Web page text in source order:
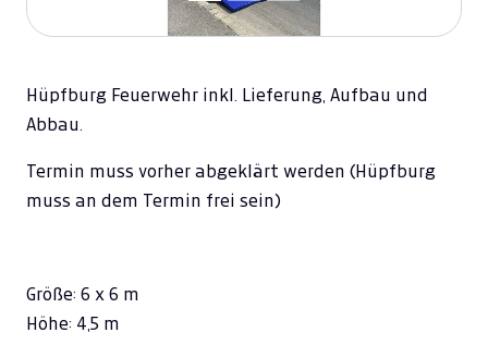
Hüpfburg Feuerwehr inkl. Lieferung, Aufbau und
Abbau.
Termin muss vorher abgeklärt werden (Hüpfburg
muss an dem Termin frei sein)
Größe: 6 x 6 m
Höhe: 4,5 m